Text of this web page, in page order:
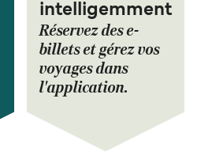
intelligemment
Réservez des e-
billets et gérez vos
voyages dans
l'application.